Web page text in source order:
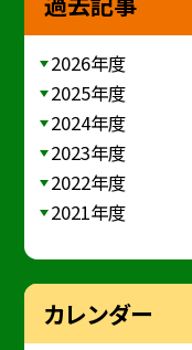
2026年度
2025年度
2024年度
2023年度
2022年度
2021年度
カレンダー